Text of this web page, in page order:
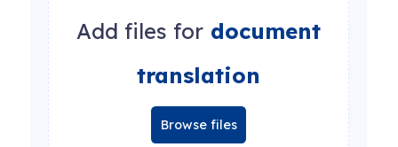
Add files for document
translation
Browse files